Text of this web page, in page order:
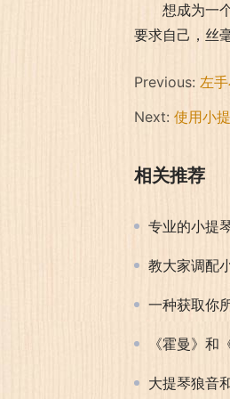
想成为一
要求自己，丝
Previous: 左
Next: 使用小
相关推荐
专业的小提
教大家调配
一种获取你
《霍曼》和
大提琴狼音